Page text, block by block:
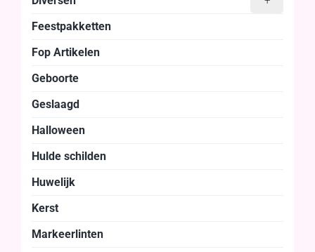
Feestpakketten
Fop Artikelen
Geboorte
Geslaagd
Halloween
Hulde schilden
Huwelijk
Kerst
Markeerlinten